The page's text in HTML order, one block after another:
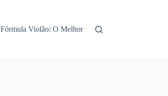
Fórmula Violão: O Melhor Curso de Violão Online!